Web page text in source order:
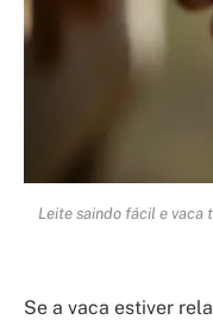
Leite saindo fácil e vaca
Se a vaca estiver